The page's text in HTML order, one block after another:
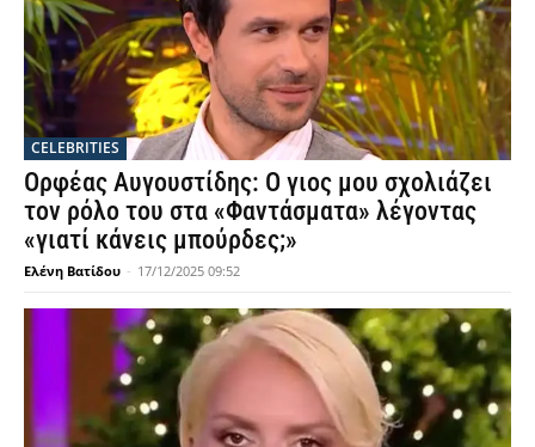
CELEBRITIES
Ορφέας Αυγουστίδης: Ο γιος μου σχολιάζει
τον ρόλο του στα «Φαντάσματα» λέγοντας
«γιατί κάνεις μπούρδες;»
Ελένη Βατίδου - 17/12/2025 09:52